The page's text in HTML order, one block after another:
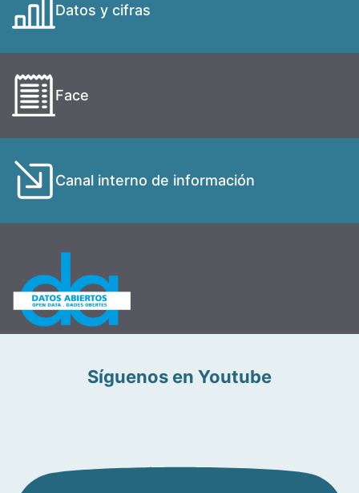
Datos y cifras
Face
Canal interno de información
Síguenos en Youtube